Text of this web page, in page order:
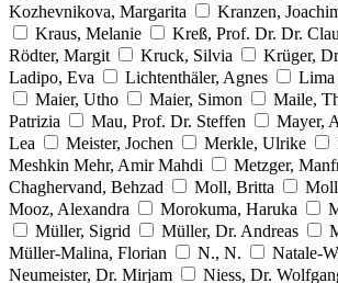
Kozhevnikova, Margarita
Kranzen,
Kraus, Melanie
Kreß, Prof. Dr. Dr.
Rödter, Margit
Kruck, Silvia
Krüger,
Ladipo, Eva
Lichtenthäler, Agnes
Lima
Maier, Utho
Maier, Simon Maile,
Patrizia
Mau, Prof. Dr. Steffen Mayer,
Lea
Meister, Jochen Merkle, Ulrike
Meshkin Mehr, Amir Mahdi
Metzger,
Chaghervand, Behzad
Moll, Britta
Mooz, Alexandra
Morokuma, Haruka
Müller, Sigrid
Müller, Dr. Andreas
Müller-Malina, Florian
N., N.
Natale-
Neumeister, Dr. Mirjam
Niess, Dr.